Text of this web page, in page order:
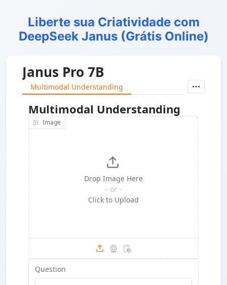
Liberte sua Criatividade com
DeepSeek Janus (Grátis Online)